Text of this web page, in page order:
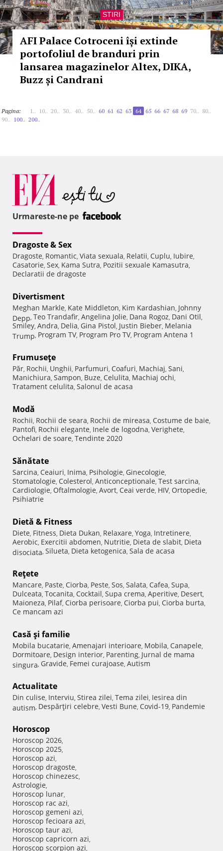
STIRI
AFI Palace Cotroceni își extinde
portofoliul de branduri prin
lansarea magazinelor Altex, DIKA,
Buzz și Candrani
Pagina: 1.. 10.. 20.. 30.. 40.. 50.. 60 61 62 63 64 65 66 67 68 69 70.. 80..
90.. 100.. 200..
Urmareste-ne pe
Dragoste & Sex
Dragoste, Romantic, Viata sexuala, Relatii, Cuplu, Iubire,
Casatorie, Sex, Kama Sutra, Pozitii sexuale Kamasutra,
Declaratii de dragoste
Divertisment
Meghan Markle, Kate Middleton, Kim Kardashian, Johnny
Depp, Teo Trandafir, Angelina Jolie, Dana Rogoz, Dani Otil,
Smiley, Andra, Delia, Gina Pistol, Justin Bieber, Melania
Trump, Program TV, Program Pro TV, Program Antena 1
Frumuseţe
Păr, Rochii, Unghii, Parfumuri, Coafuri, Machiaj, Sani,
Manichiura, Sampon, Buze, Celulita, Machiaj ochi,
Tratament celulita, Salonul de acasa
Modă
Rochii, Rochii de seara, Rochii de mireasa, Costume de baie,
Pantofi, Rochii elegante, Inele de logodna, Verighete,
Ochelari de soare, Tendinte 2020
Sănătate
Sarcina, Ceaiuri, Inima, Psihologie, Ginecologie,
Stomatologie, Colesterol, Anticonceptionale, Test sarcina,
Cardiologie, Oftalmologie, Avort, Ceai verde, HIV, Ortopedie,
Psihiatrie
Dietă & Fitness
Diete, Fitness, Dieta Dukan, Relaxare, Yoga, Intretinere,
Aerobic, Exercitii abdomen, Nutritie, Dieta de slabit, Dieta
disociata, Silueta, Dieta ketogenica, Sala de acasa
Reţete
Mancare, Paste, Ciorba, Peste, Sos, Salata, Cafea, Supa,
Dulceata, Tocanita, Cocktail, Supa crema, Aperitive, Desert,
Maioneza, Pilaf, Ciorba perisoare, Ciorba pui, Ciorba burta,
Ce mancam azi
Casă şi familie
Mobila bucatarie, Amenajari interioare, Mobila, Canapele,
Dormitoare, Design interior, Parenting, Jurnal de mama
singura, Gravide, Femei curajoase, Autism
Actualitate
Din culise, Interviu, Stirea zilei, Tema zilei, Iesirea din
autism, Despărţiri celebre, Vesti Bune, Covid-19, Pandemie
Horoscop
Horoscop 2026,
Horoscop 2025,
Horoscop azi,
Horoscop dragoste,
Horoscop chinezesc,
Astrologie,
Horoscop lunar,
Horoscop rac azi,
Horoscop gemeni azi,
Horoscop fecioara azi,
Horoscop taur azi,
Horoscop capricorn azi,
Horoscop scorpion azi,